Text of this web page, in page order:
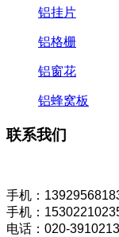
铝挂片
铝格栅
铝窗花
铝蜂窝板
联系我们
手机：
手机 ：
电话：020-